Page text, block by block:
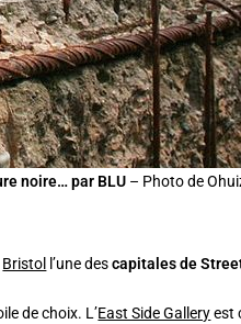
noire… par BLU – Photo de
Bristol l’une descapitales de
de choix. L’East Side Galleryest